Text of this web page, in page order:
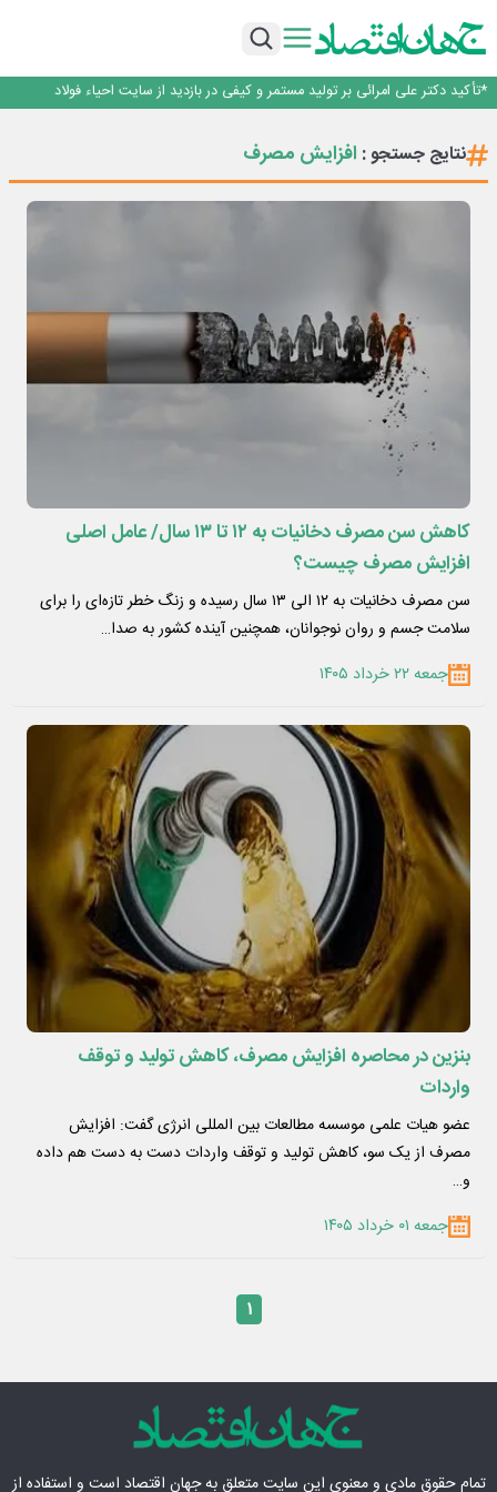
معاونان و جمعی از خبرنگاران و فعالان رسانه‌ای برگزار شد.
تصویری از ظرفیت‌ها، جاذبه‌های تاریخی، فرهنگی و طبیعی استان زنجان
*تأکید دکتر علی امرائی بر تولید مستمر و کیفی در بازدید از سایت احیاء فولاد
گهرزمین در بردسیر*
دیده شود.
مراسم تقدیر از خبرنگاران شهر بهارستان به مناسبت روز خبرنگار، با حضور مدیرعامل،
معاونان و جمعی از خبرنگاران و فعالان رسانه‌ای برگزار شد.
نتایج جستجو : افزایش مصرف
کاهش سن مصرف دخانیات به ۱۲ تا ۱۳ سال/ عامل اصلی
افزایش مصرف چیست؟
سن مصرف دخانیات به ۱۲ الی ۱۳ سال رسیده و زنگ خطر تازه‌ای را برای
سلامت جسم و روان نوجوانان، همچنین آینده کشور به صدا…
جمعه ۲۲ خرداد ۱۴۰۵
بنزین در محاصره افزایش مصرف، کاهش تولید و توقف
واردات
عضو هیات علمی موسسه مطالعات بین المللی انرژی گفت: افزایش
مصرف از یک سو، کاهش تولید و توقف واردات دست به دست هم داده
و…
جمعه ۰۱ خرداد ۱۴۰۵
۱
تمام حقوق مادی‌ و معنوی این سایت متعلق بهجهان اقتصاد است و استفاده از